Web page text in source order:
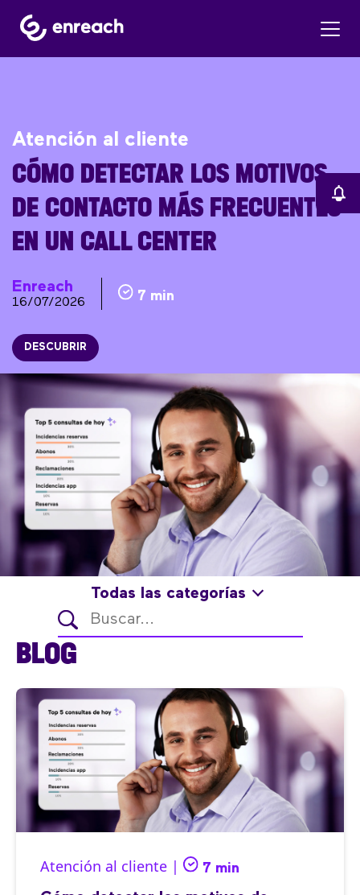
Atención al cliente
CÓMO DETECTAR LOS MOTIVOS
DE CONTACTO MÁS FRECUENTES
EN UN CALL CENTER
Enreach
16/07/2026 7 min
DESCUBRIR
Todas las categorías
BLOG
Atención al cliente | 7 min